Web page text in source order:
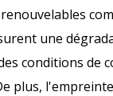
une
conditions de
plus,